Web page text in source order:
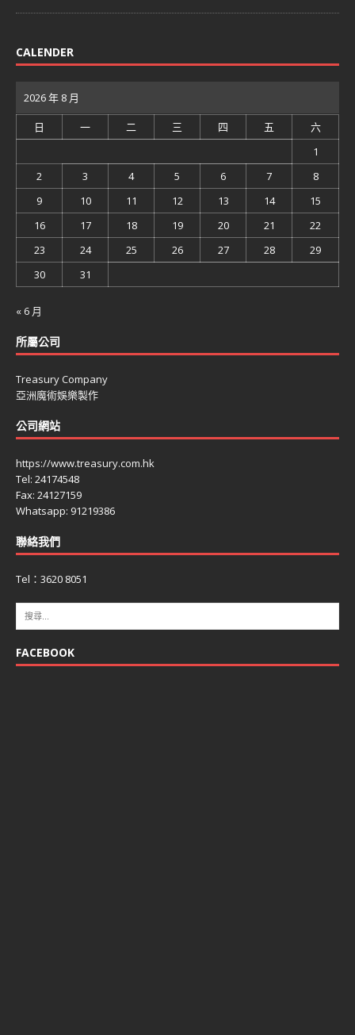
CALENDER
2026 年 8 月
日 一 二 三 四 五
六
1
2
3 4 5 6 7
8
9
10 11 12 13 14
15
16
17 18 19 20 21
22
23
24 25 26 27 28
29
30
31
« 6 月
所屬公司
Treasury Company
亞洲魔術娛樂製作
公司網站
https://www.treasury.com.hk
Tel: 24174548
Fax: 24127159
Whatsapp: 91219386
聯絡我們
Tel：3620 8051
FACEBOOK